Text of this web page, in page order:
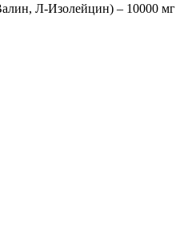
Л-Изолейцин) – 10000 мг